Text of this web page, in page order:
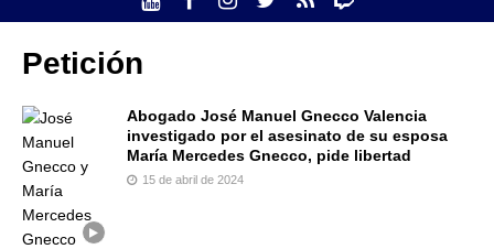
Petición
Abogado José Manuel Gnecco Valencia
investigado por el asesinato de su esposa
María Mercedes Gnecco, pide libertad
15 de abril de 2024